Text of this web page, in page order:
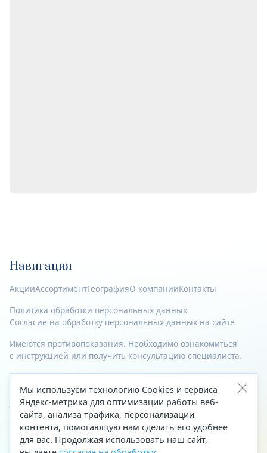
Навигация
АкцииАссортиментГеографияО компанииКонтакты
Политика обработки персональных данных
Согласие на обработку персональных данных на сайте
Имеются противопоказания. Необходимо ознакомиться
с инструкцией или получить консультацию специалиста.
© 2023—2026 Все права защищены.
Адрес
Архангельск, ул. Папанина, д. 19 (вход в здание со стороны
автоцентра «Тойота»)
Мы используем технологию Cookies и сервиса
Яндекс-метрика для оптимизации работы веб-
сайта, анализа трафика, персонализации
контента, помогающую нам сделать его удобнее
для вас. Продолжая использовать наш сайт,